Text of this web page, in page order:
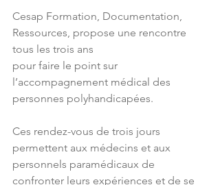
Cesap Formation, Documentation,
Ressources, propose une rencontre
tous les trois ans
pour faire le point sur
l’accompagnement médical des
personnes polyhandicapées.
Ces rendez-vous de trois jours
permettent aux médecins et aux
personnels paramédicaux de
confronter leurs expériences et de se